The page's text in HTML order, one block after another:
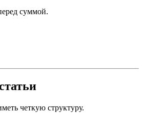
суммой.
четкую структуру.